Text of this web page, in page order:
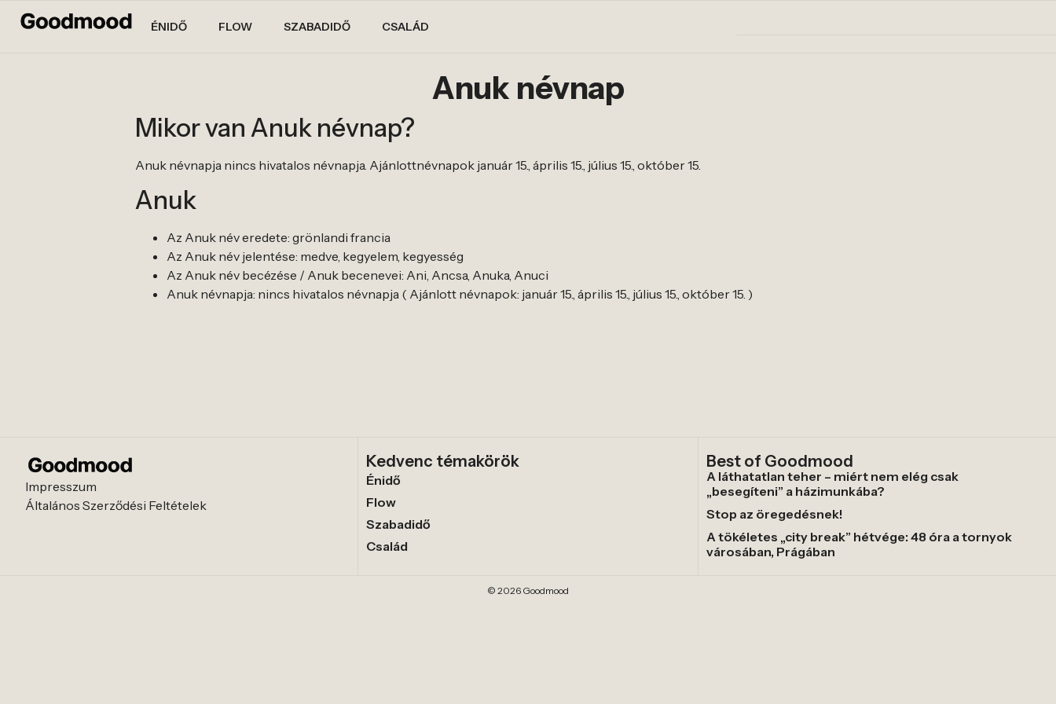
ÉNIDŐ FLOW SZABADIDŐ CSALÁD
Anuk névnap
Mikor van Anuk névnap?
Anuk névnapja nincs hivatalos névnapja. Ajánlottnévnapok január 15., április 15., július 15., október 15.
Anuk
Az Anuk név eredete: grönlandi francia
Az Anuk név jelentése: medve, kegyelem, kegyesség
Az Anuk név becézése / Anuk becenevei: Ani, Ancsa, Anuka, Anuci
Anuk névnapja: nincs hivatalos névnapja ( Ajánlott névnapok: január 15., április 15., július 15., október 15. )
Impresszum
Általános Szerződési Feltételek
Kedvenc témakörök
Énidő
Flow
Szabadidő
Család
Best of Goodmood
A láthatatlan teher – miért nem elég csak
„besegíteni” a házimunkába?
Stop az öregedésnek!
A tökéletes „city break” hétvége: 48 óra a tornyok
városában, Prágában
© 2026 Goodmood